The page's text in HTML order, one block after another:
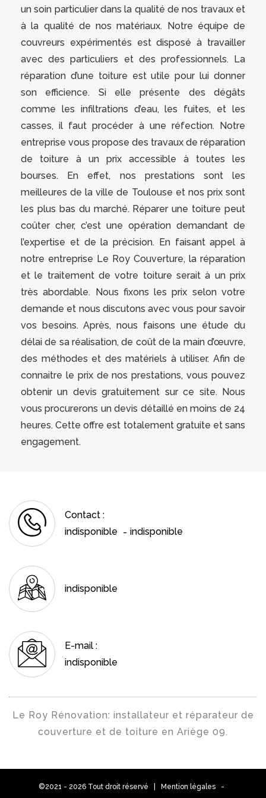
un soin particulier dans la qualité de nos travaux et
à la qualité de nos matériaux. Notre équipe de
couvreurs expérimentés est disposé à travailler
avec des particuliers et des professionnels. La
réparation d’une toiture est utile pour lui donner
son efficience. Si elle présente des dégâts
comme les infiltrations d’eau, les fuites, et les
casses, il faut procéder à une réfection. Notre
entreprise vous propose des travaux de réparation
de toiture à un prix accessible à toutes les
bourses. En effet, nos prestations sont les
meilleures de la ville de Toulouse et nos prix sont
les plus bas du marché. Réparer une toiture peut
coûter cher, c’est une opération demandant de
l’expertise et de la précision. En faisant appel à
notre entreprise Le Roy Couverture, la réparation
et le traitement de votre toiture serait à un prix
très abordable. Nous fixons les prix selon votre
demande et nous discutons avec vous pour savoir
vos besoins. Après, nous faisons une étude du
délai de sa réalisation, de coût de la main d’œuvre,
des méthodes et des matériels à utiliser. Afin de
connaitre le prix de nos prestations, vous pouvez
obtenir un devis gratuitement sur ce site. Nous
vous procurerons un devis détaillé en moins de 24
heures. Cette offre est totalement gratuite et sans
engagement.
Contact :
indisponible - indisponible
indisponible
E-mail :
indisponible
Le Roy Rénovation: installateur et réparateur de
couverture et de toiture en Ariège 09.
©2021 - 2026 Tout droit réservé | Mention légales-